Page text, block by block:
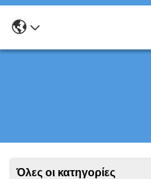
Όλες οι κατηγορίες